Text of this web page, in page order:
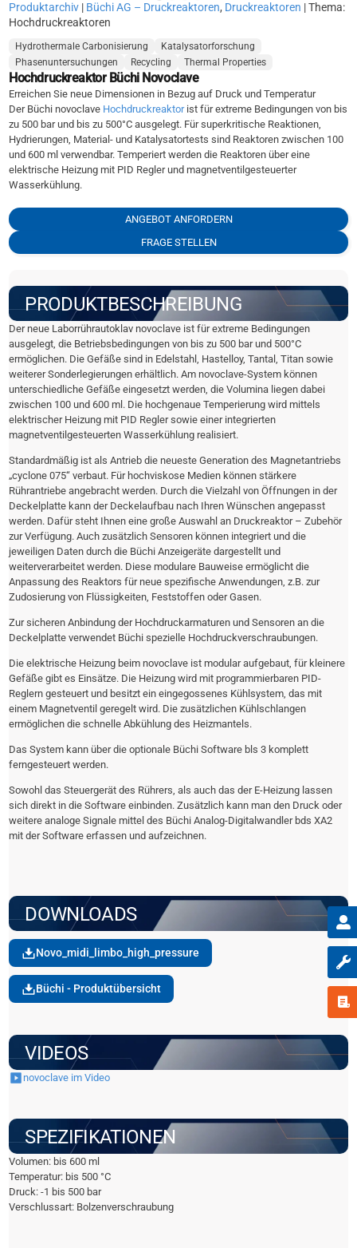
Produktarchiv | Büchi AG – Druckreaktoren, Druckreaktoren | Thema:
Hochdruckreaktoren
Hydrothermale Carbonisierung
Katalysatorforschung
Phasenuntersuchungen
Recycling Thermal Properties
Hochdruckreaktor Büchi Novoclave
Erreichen Sie neue Dimensionen in Bezug auf Druck und Temperatur
Der Büchi novoclave Hochdruckreaktorist für extreme Bedingungen von bis
zu 500 bar und bis zu 500°C ausgelegt. Für superkritische Reaktionen,
Hydrierungen, Material- und Katalysatortests sind Reaktoren zwischen 100
und 600 ml verwendbar. Temperiert werden die Reaktoren über eine
elektrische Heizung mit PID Regler und magnetventilgesteuerter
Wasserkühlung.
ANGEBOT ANFORDERN
FRAGE STELLEN
PRODUKTBESCHREIBUNG
Der neue Laborrührautoklav novoclave ist für extreme Bedingungen
ausgelegt, die Betriebsbedingungen von bis zu 500 bar und 500°C
ermöglichen. Die Gefäße sind in Edelstahl, Hastelloy, Tantal, Titan sowie
weiterer Sonderlegierungen erhältlich. Am novoclave-System können
unterschiedliche Gefäße eingesetzt werden, die Volumina liegen dabei
zwischen 100 und 600 ml. Die hochgenaue Temperierung wird mittels
elektrischer Heizung mit PID Regler sowie einer integrierten
magnetventilgesteuerten Wasserkühlung realisiert.
Standardmäßig ist als Antrieb die neueste Generation des Magnetantriebs
„cyclone 075“ verbaut. Für hochviskose Medien können stärkere
Rührantriebe angebracht werden. Durch die Vielzahl von Öffnungen in der
Deckelplatte kann der Deckelaufbau nach Ihren Wünschen angepasst
werden. Dafür steht Ihnen eine große Auswahl an Druckreaktor – Zubehör
zur Verfügung. Auch zusätzlich Sensoren können integriert und die
jeweiligen Daten durch die Büchi Anzeigeräte dargestellt und
weiterverarbeitet werden. Diese modulare Bauweise ermöglicht die
Anpassung des Reaktors für neue spezifische Anwendungen, z.B. zur
Zudosierung von Flüssigkeiten, Feststoffen oder Gasen.
Zur sicheren Anbindung der Hochdruckarmaturen und Sensoren an die
Deckelplatte verwendet Büchi spezielle Hochdruckverschraubungen.
Die elektrische Heizung beim novoclave ist modular aufgebaut, für kleinere
Gefäße gibt es Einsätze. Die Heizung wird mit programmierbaren PID-
Reglern gesteuert und besitzt ein eingegossenes Kühlsystem, das mit
einem Magnetventil geregelt wird. Die zusätzlichen Kühlschlangen
ermöglichen die schnelle Abkühlung des Heizmantels.
Das System kann über die optionale Büchi Software bls 3 komplett
ferngesteuert werden.
Sowohl das Steuergerät des Rührers, als auch das der E-Heizung lassen
sich direkt in die Software einbinden. Zusätzlich kann man den Druck oder
weitere analoge Signale mittel des Büchi Analog-Digitalwandler bds XA2
mit der Software erfassen und aufzeichnen.
DOWNLOADS
Novo_midi_limbo_high_pressure
Büchi - Produktübersicht
VIDEOS
novoclave im Video
SPEZIFIKATIONEN
Volumen: bis 600 ml
Temperatur: bis 500 °C
Druck: -1 bis 500 bar
Verschlussart: Bolzenverschraubung